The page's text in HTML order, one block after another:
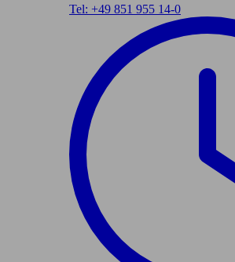
Tel: +49 851 955 14-0